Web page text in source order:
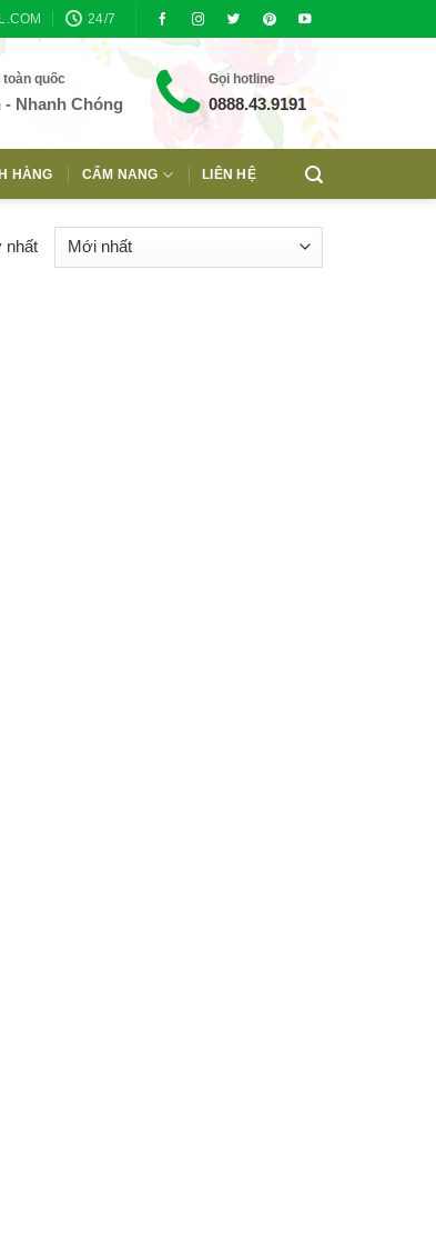
24/7
toàn quốc
- Nhanh Chóng
Gọi hotline
0888.43.9191
HÀNG CẨM NANG LIÊN HỆ
nhất